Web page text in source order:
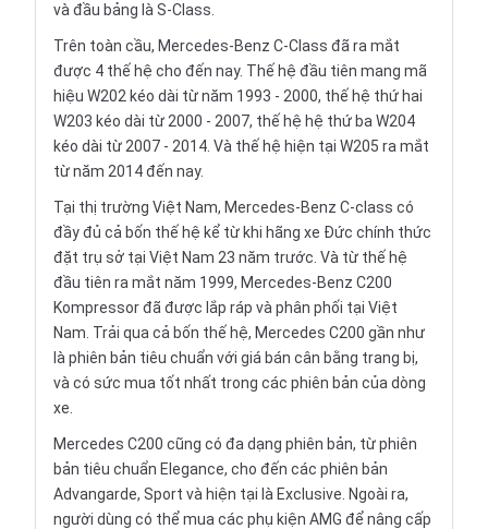
và đầu bảng là S-Class.
Trên toàn cầu, Mercedes-Benz C-Class đã ra mắt
được 4 thế hệ cho đến nay. Thế hệ đầu tiên mang mã
hiệu W202 kéo dài từ năm 1993 - 2000, thế hệ thứ hai
W203 kéo dài từ 2000 - 2007, thế hệ hệ thứ ba W204
kéo dài từ 2007 - 2014. Và thế hệ hiện tại W205 ra mắt
từ năm 2014 đến nay.
Tại thị trường Việt Nam, Mercedes-Benz C-class có
đầy đủ cả bốn thế hệ kể từ khi hãng xe Đức chính thức
đặt trụ sở tại Việt Nam 23 năm trước. Và từ thế hệ
đầu tiên ra mắt năm 1999, Mercedes-Benz C200
Kompressor đã được lắp ráp và phân phối tại Việt
Nam. Trải qua cả bốn thế hệ, Mercedes C200 gần như
là phiên bản tiêu chuẩn với giá bán cân bằng trang bị,
và có sức mua tốt nhất trong các phiên bản của dòng
xe.
Mercedes C200 cũng có đa dạng phiên bản, từ phiên
bản tiêu chuẩn Elegance, cho đến các phiên bản
Advangarde, Sport và hiện tại là Exclusive. Ngoài ra,
người dùng có thể mua các phụ kiện AMG để nâng cấp